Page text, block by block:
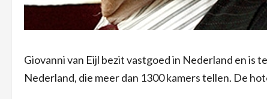
Giovanni van Eijl bezit vastgoed in Nederland en is
Nederland, die meer dan 1300 kamers tellen. De